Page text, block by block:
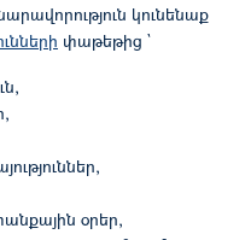
կունենաք
փաթեթից `
օրեր,